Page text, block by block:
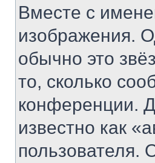
Вместе с
изображения.
обычно это
то, сколько
конференции.
известно как
пользователя.